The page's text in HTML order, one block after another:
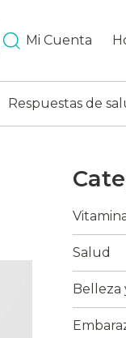
Mi Cuenta
Respuestas de
Salud
Belleza